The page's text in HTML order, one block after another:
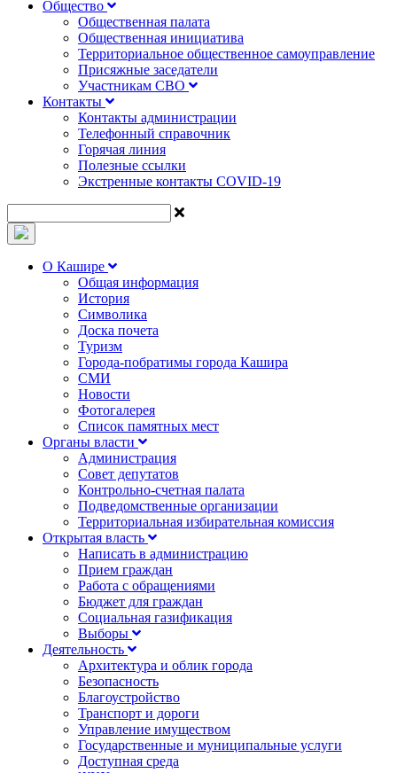
Общество
Общественная палата
Общественная инициатива
Территориальное общественное самоуправление
Присяжные заседатели
Участникам СВО
Контакты
Контакты администрации
Телефонный справочник
Горячая линия
Полезные ссылки
Экстренные контакты COVID-19
О Кашире
Общая информация
История
Символика
Доска почета
Туризм
Города-побратимы города Кашира
СМИ
Новости
Фотогалерея
Список памятных мест
Органы власти
Администрация
Совет депутатов
Контрольно-счетная палата
Подведомственные организации
Территориальная избирательная комиссия
Открытая власть
Написать в администрацию
Прием граждан
Работа с обращениями
Бюджет для граждан
Социальная газификация
Выборы
Деятельность
Архитектура и облик города
Безопасность
Благоустройство
Транспорт и дороги
Управление имуществом
Государственные и муниципальные услуги
Доступная среда